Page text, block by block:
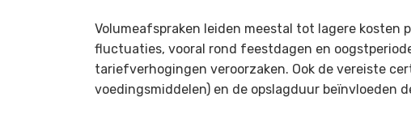
Volumeafspraken leiden meestal tot lagere kosten
fluctuaties, vooral rond feestdagen en
tariefverhogingen veroorzaken. Ook de vereiste
voedingsmiddelen) en de opslagduur beïnvloeden